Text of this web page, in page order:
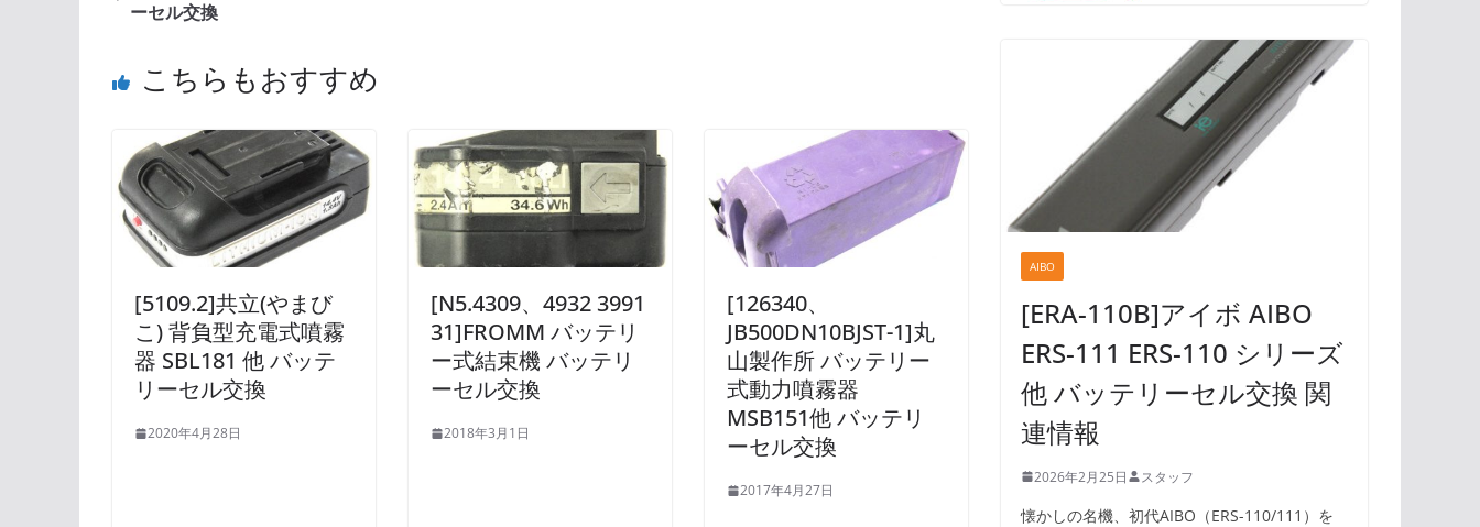
ーセル交換
こちらもおすすめ
[5109.2]共立(やまび
こ) 背負型充電式噴霧
器 SBL181 他 バッテ
リーセル交換
2020年4月28日
[N5.4309、4932 3991
31]FROMM バッテリ
ー式結束機 バッテリ
ーセル交換
2018年3月1日
[126340、
JB500DN10BJST-1]丸
山製作所 バッテリー
式動力噴霧器
MSB151他 バッテリ
ーセル交換
2017年4月27日
AIBO
[ERA-110B]アイボ AIBO
ERS-111 ERS-110 シリーズ
他 バッテリーセル交換 関
連情報
2026年2月25日 スタッフ
懐かしの名機、初代AIBO（ERS-110/111）を